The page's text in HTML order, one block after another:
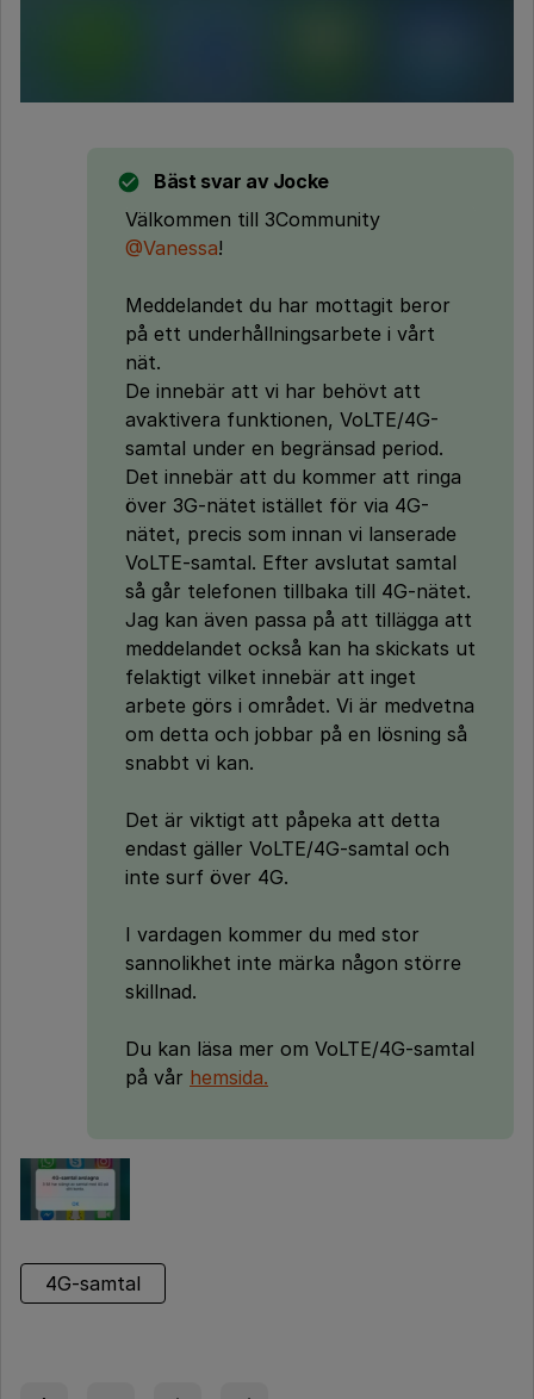
Bäst svar av Jocke
Välkommen till 3Community
@Vanessa!
Meddelandet du har mottagit beror
på ett underhållningsarbete i vårt
nät.
De innebär att vi har behövt att
avaktivera funktionen, VoLTE/4G-
samtal under en begränsad period.
Det innebär att du kommer att ringa
över 3G-nätet istället för via 4G-
nätet, precis som innan vi lanserade
VoLTE-samtal. Efter avslutat samtal
så går telefonen tillbaka till 4G-nätet.
Jag kan även passa på att tillägga att
meddelandet också kan ha skickats ut
felaktigt vilket innebär att inget
arbete görs i området. Vi är medvetna
om detta och jobbar på en lösning så
snabbt vi kan.
Det är viktigt att påpeka att detta
endast gäller VoLTE/4G-samtal och
inte surf över 4G.
I vardagen kommer du med stor
sannolikhet inte märka någon större
skillnad.
Du kan läsa mer om VoLTE/4G-samtal
på vår hemsida.
4G-samtal